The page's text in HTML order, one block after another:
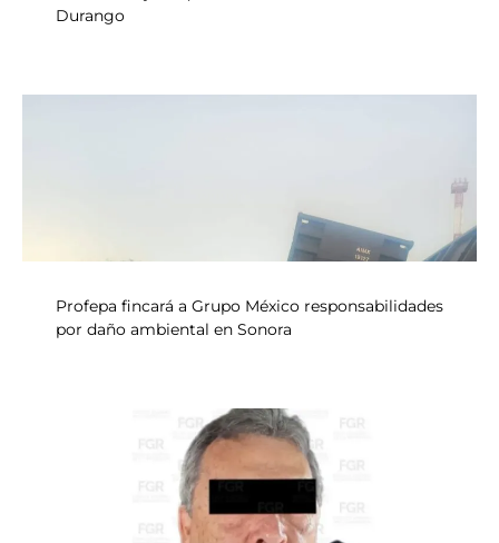
Durango
Profepa fincará a Grupo México responsabilidades
por daño ambiental en Sonora